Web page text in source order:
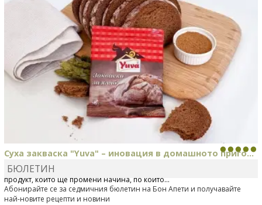
Суха закваска "Yuva" – иновация в домашното приго...
Отскоро Лесафр България стартира предлагането на изцяло нов
продукт, който ще промени начина, по който...
БЮЛЕТИН
Абонирайте се за седмичния бюлетин на Бон Апети и получавайте
най-новите рецепти и новини